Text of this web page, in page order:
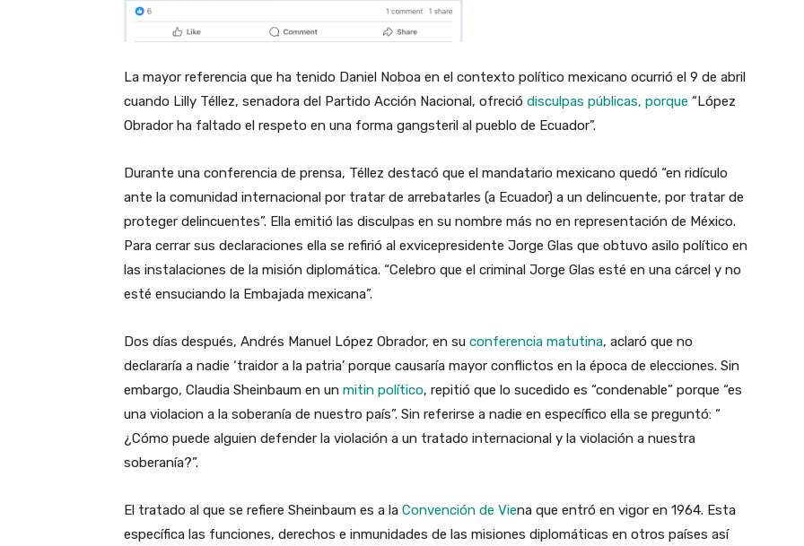
La mayor referencia que ha tenido Daniel Noboa en el contexto político mexicano ocurrió el 9 de abril
cuando Lilly Téllez, senadora del Partido Acción Nacional, ofreció disculpas públicas, porque “López
Obrador ha faltado el respeto en una forma gangsteril al pueblo de Ecuador”.
Durante una conferencia de prensa, Téllez destacó que el mandatario mexicano quedó “en ridículo
ante la comunidad internacional por tratar de arrebatarles (a Ecuador) a un delincuente, por tratar de
proteger delincuentes”. Ella emitió las disculpas en su nombre más no en representación de México.
Para cerrar sus declaraciones ella se refirió al exvicepresidente Jorge Glas que obtuvo asilo político en
las instalaciones de la misión diplomática. “Celebro que el criminal Jorge Glas esté en una cárcel y no
esté ensuciando la Embajada mexicana”.
Dos días después, Andrés Manuel López Obrador, en su conferencia matutina, aclaró que no
declararía a nadie ‘traidor a la patria’ porque causaría mayor conflictos en la época de elecciones. Sin
embargo, Claudia Sheinbaum en un mitin político, repitió que lo sucedido es “condenable” porque “es
una violacion a la soberanía de nuestro país”. Sin referirse a nadie en específico ella se preguntó: “
¿Cómo puede alguien defender la violación a un tratado internacional y la violación a nuestra
soberanía?”.
El tratado al que se refiere Sheinbaum es a la Convención de Viena que entró en vigor en 1964. Esta
específica las funciones, derechos e inmunidades de las misiones diplomáticas en otros países así